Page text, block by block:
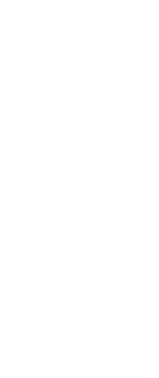
にくっつ
ね。そこ